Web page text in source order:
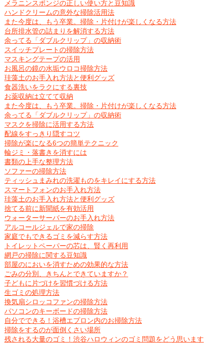
メラニンスポンジの正しい使い方と豆知識
ハンドクリームの意外な掃除活用法
また今度は、もう卒業。掃除・片付けが楽しくなる方法
台所排水管の詰まりを解消する方法
余ってる「ダブルクリップ」の収納術
スイッチプレートの掃除方法
マスキングテープの活用
お風呂の鏡の水垢ウロコ掃除方法
珪藻土のお手入れ方法と便利グッズ
食器洗いをラクにする裏技
お薬収納は立てて収納
また今度は、もう卒業。掃除・片付けが楽しくなる方法
余ってる「ダブルクリップ」の収納術
マスクを掃除に活用する方法
配線をすっきり隠すコツ
掃除が楽になる6つの簡単テクニック
輪ジミ・落書きを消すには
書類の上手な整理方法
ソファーの掃除方法
ティッシュまみれの洗濯ものをキレイにする方法
スマートフォンのお手入れ方法
珪藻土のお手入れ方法と便利グッズ
捨てる前に新聞紙を有効活用
ウォーターサーバーのお手入れ方法
アルコールジェルで家の掃除
家庭でもできるゴミを減らす方法
トイレットペーパーの芯は、賢く再利用
網戸の掃除に関する豆知識
部屋のにおいを消すための効果的な方法
ごみの分別、きちんとできていますか？
子どもに片づけを習慣づける方法
生ゴミの処理方法
換気扇シロッコファンの掃除方法
パソコンのキーボードの掃除方法
自分でできる！浴槽エプロン内のお掃除方法
掃除をするのが面倒くさい場所
残される大量のゴミ！渋谷ハロウィンのゴミ問題をどう思います